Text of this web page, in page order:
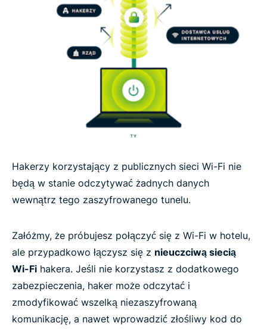
Hakerzy korzystający z publicznych sieci Wi-Fi nie
będą w stanie odczytywać żadnych danych
wewnątrz tego zaszyfrowanego tunelu.
Załóżmy, że próbujesz połączyć się z Wi-Fi w hotelu,
ale przypadkowo łączysz się z nieuczciwą siecią
Wi-Fi hakera. Jeśli nie korzystasz z dodatkowego
zabezpieczenia, haker może odczytać i
zmodyfikować wszelką niezaszyfrowaną
komunikację, a nawet wprowadzić złośliwy kod do